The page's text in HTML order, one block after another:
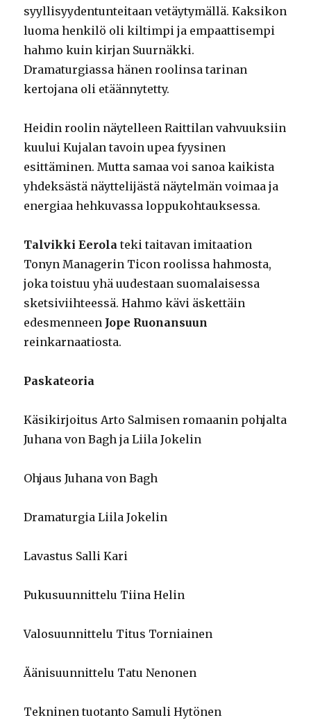
syyllisyydentunteitaan vetäytymällä. Kaksikon
luoma henkilö oli kiltimpi ja empaattisempi
hahmo kuin kirjan Suurnäkki.
Dramaturgiassa hänen roolinsa tarinan
kertojana oli etäännytetty.
Heidin roolin näytelleen Raittilan vahvuuksiin
kuului Kujalan tavoin upea fyysinen
esittäminen. Mutta samaa voi sanoa kaikista
yhdeksästä näyttelijästä näytelmän voimaa ja
energiaa hehkuvassa loppukohtauksessa.
Talvikki Eerola teki taitavan imitaation
Tonyn Managerin Ticon roolissa hahmosta,
joka toistuu yhä uudestaan suomalaisessa
sketsiviihteessä. Hahmo kävi äskettäin
edesmenneen Jope Ruonansuun
reinkarnaatiosta.
Paskateoria
Käsikirjoitus Arto Salmisen romaanin pohjalta
Juhana von Bagh ja Liila Jokelin
Ohjaus Juhana von Bagh
Dramaturgia Liila Jokelin
Lavastus Salli Kari
Pukusuunnittelu Tiina Helin
Valosuunnittelu Titus Torniainen
Äänisuunnittelu Tatu Nenonen
Tekninen tuotanto Samuli Hytönen